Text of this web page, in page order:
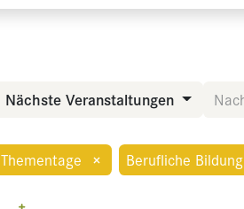
Nächste Veranstaltungen
Thementage × Berufliche Bildung